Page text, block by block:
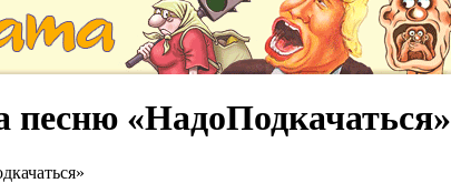
«НадоПодкачаться»